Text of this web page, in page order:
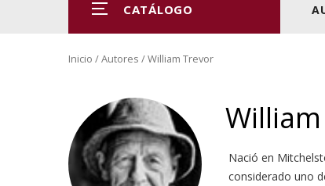
CATÁLOGO
Inicio / Autores / William Trevor
Nació en
considerado uno